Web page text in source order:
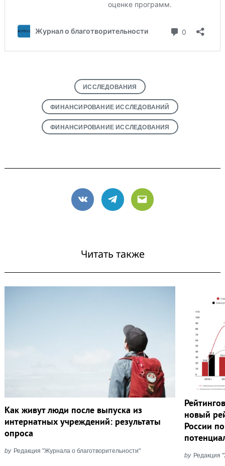
ИССЛЕДОВАНИЯ
ФИНАНСИРОВАНИЕ ИССЛЕДОВАНИЙ
ФИНАНСИРОВАНИЕ ИССЛЕДОВАНИЯ
VK Telegram
Email
Читать также
Как живут люди после выпуска из
интернатных учреждений: результаты
опроса
by Редакция "Журнала о благотворительности"
новый
России
by Редакция